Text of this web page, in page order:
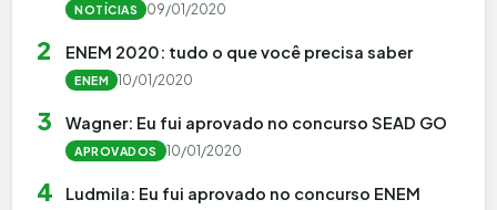
NOTÍCIAS 09/01/2020
2 ENEM 2020: tudo o que você precisa saber
ENEM 10/01/2020
3 Wagner: Eu fui aprovado no concurso SEAD GO
APROVADOS 10/01/2020
4 Ludmila: Eu fui aprovado no concurso ENEM